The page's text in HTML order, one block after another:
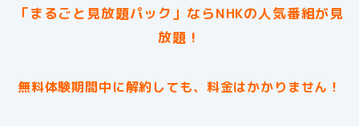
「まるごと見放題パック」ならNHKの人気番組が見
放題！
無料体験期間中に解約しても、料金はかかりません！